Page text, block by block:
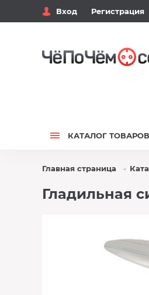
Вход Регистрация
КАТАЛОГ ТОВАРОВ
Главная страница
Гладильная